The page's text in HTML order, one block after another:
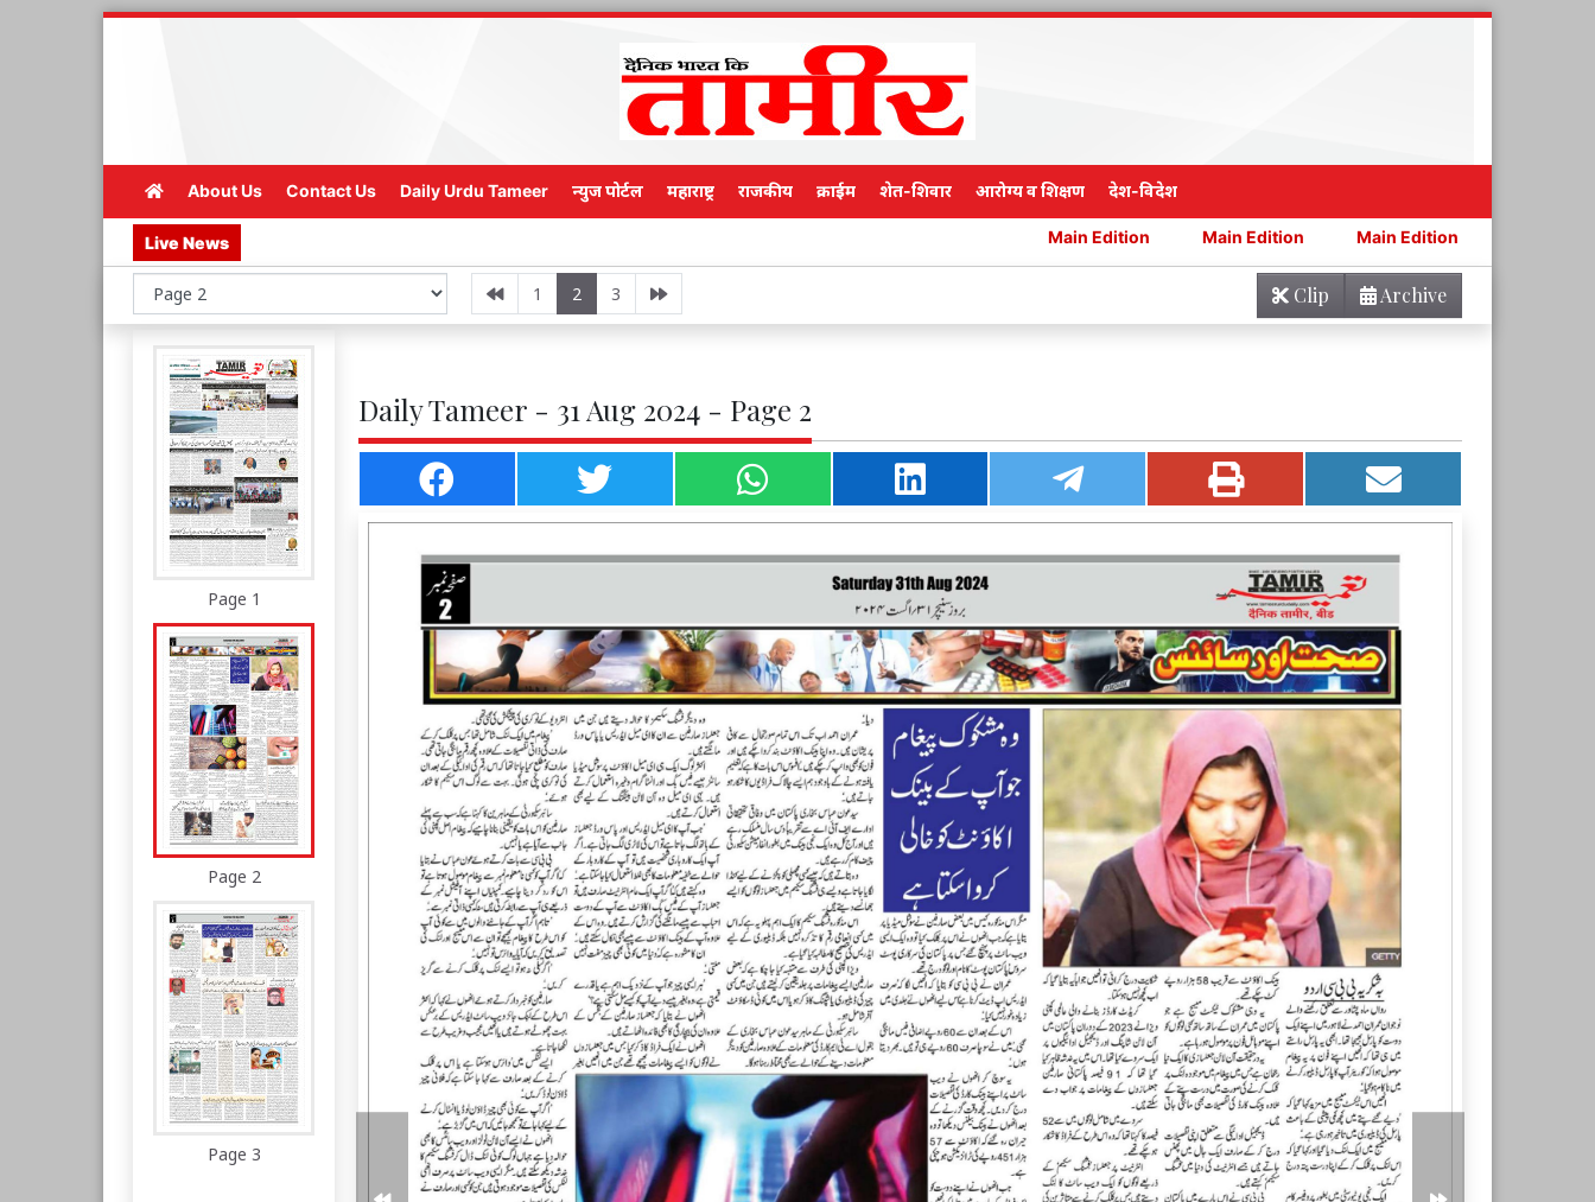
About Us Contact Us Daily Urdu Tameer न्युज पोर्टल महाराष्ट्र राजकीय क्राईम शेत-शिवार आरोग्य व शिक्षण देश-विदेश
Live News Main Edition Main Edition Main Edition
1 2 3 Archive
Clip
Page 1
Page 2
Page 3
Daily Tameer - 31 Aug 2024 - Page 2